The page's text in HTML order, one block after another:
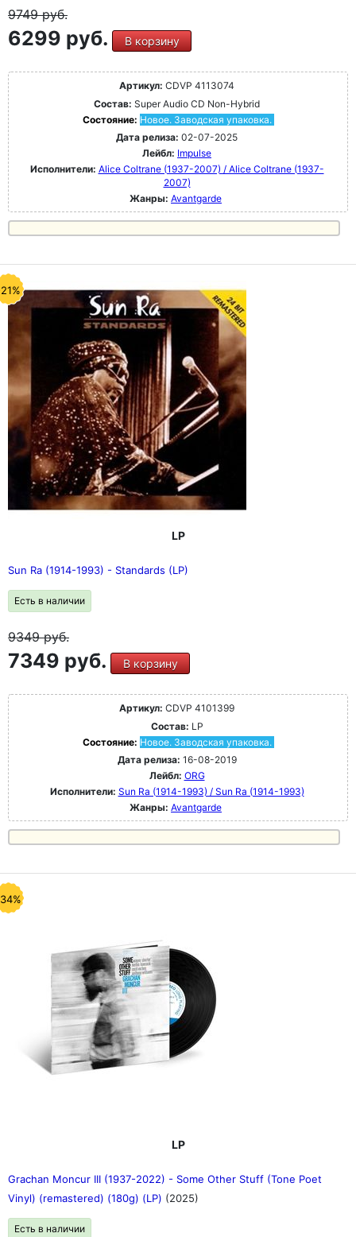
9749руб.
6299 руб. В корзину
Артикул: CDVP 4113074
Состав: Super Audio CD Non-Hybrid
Состояние: Новое. Заводская упаковка.
Дата релиза: 02-07-2025
Лейбл: Impulse
Исполнители: Alice Coltrane (1937-2007) / Alice Coltrane (1937-
2007)
Жанры: Avantgarde
LP
Sun Ra (1914-1993) - Standards (LP)
Есть в наличии
9349руб.
7349 руб. В корзину
Артикул: CDVP 4101399
Состав: LP
Состояние: Новое. Заводская упаковка.
Дата релиза: 16-08-2019
Лейбл: ORG
Исполнители: Sun Ra (1914-1993) / Sun Ra (1914-1993)
Жанры: Avantgarde
LP
Grachan Moncur III (1937-2022) - Some Other Stuff (Tone Poet
Vinyl) (remastered) (180g) (LP) (2025)
Есть в наличии